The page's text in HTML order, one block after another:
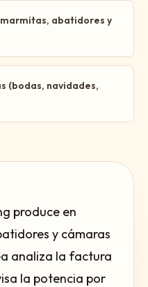
marmitas, abatidores y
(bodas, navidades,
produce en
y cámaras
analiza la factura
la potencia por